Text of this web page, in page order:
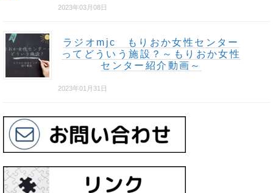
2023年03月08日
ラジオmjc もりおか女性センター
ってどういう施設？～もりおか女性
センター紹介動画～
2023年01月31日